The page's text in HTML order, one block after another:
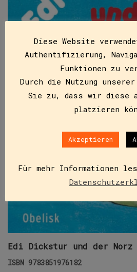
Edi Dickstur und der Norz
ISBN 9783851976182
Diese Website
Authentifizierung,
Funktionen zu
Durch die Nutzung
Sie zu, dass wir diese
platzieren
Akzeptieren
Für mehr Informationen